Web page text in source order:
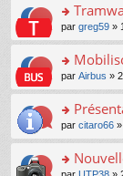
le
m
e
s
a
g
e
n
o
lu
o
n
ult
er
le
m
e
a
par greg59 »
o
n
ult
er
le
m
e
par Airbus »
o
n
ult
par citaro66